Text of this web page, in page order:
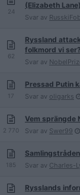
24
(Elizabeth Lane)
Svar av RusskiFob
62
Ryssland
folkmord vi ser?
Svar av
17
Pressad Putin
Svar av oligarks
2 770
Vem sprängde
Svar av Swer99
185 Svar av Charles-
Rysslands